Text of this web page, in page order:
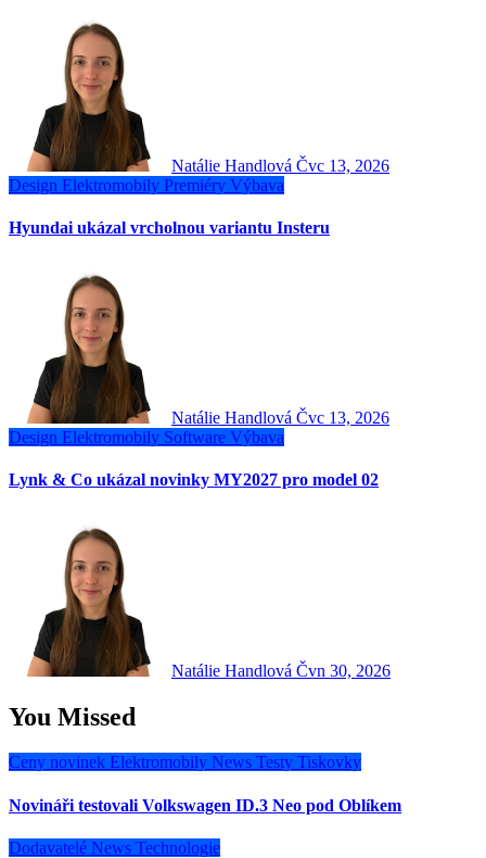
Natálie Handlová Čvc 13, 2026
Design Elektromobily Premiéry Výbava
Hyundai ukázal vrcholnou variantu Insteru
Natálie Handlová Čvc 13, 2026
Design Elektromobily Software Výbava
Lynk & Co ukázal novinky MY2027 pro model 02
Natálie Handlová Čvn 30, 2026
You Missed
Ceny novinek Elektromobily News Testy Tiskovky
Novináři testovali Volkswagen ID.3 Neo pod Oblíkem
Dodavatelé News Technologie